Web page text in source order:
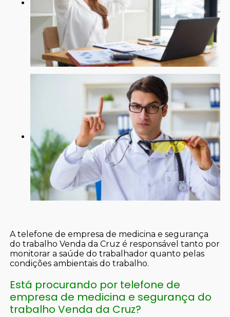
A telefone de empresa de medicina e segurança
do trabalho Venda da Cruz é responsável tanto por
monitorar a saúde do trabalhador quanto pelas
condições ambientais do trabalho.
Está procurando por telefone de
empresa de medicina e segurança do
trabalho Venda da Cruz?